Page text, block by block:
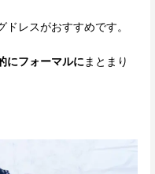
レスがおすすめです。
にフォーマルにまとまり